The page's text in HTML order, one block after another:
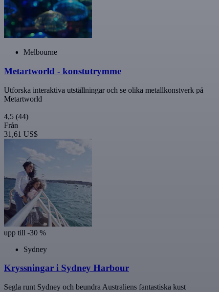
Melbourne
Metartworld - konstutrymme
Utforska interaktiva utställningar och se olika metallkonstverk på
Metartworld
4,5 (44)
Från
31,61 US$
upp till -30 %
Sydney
Kryssningar i Sydney Harbour
Segla runt Sydney och beundra Australiens fantastiska kust